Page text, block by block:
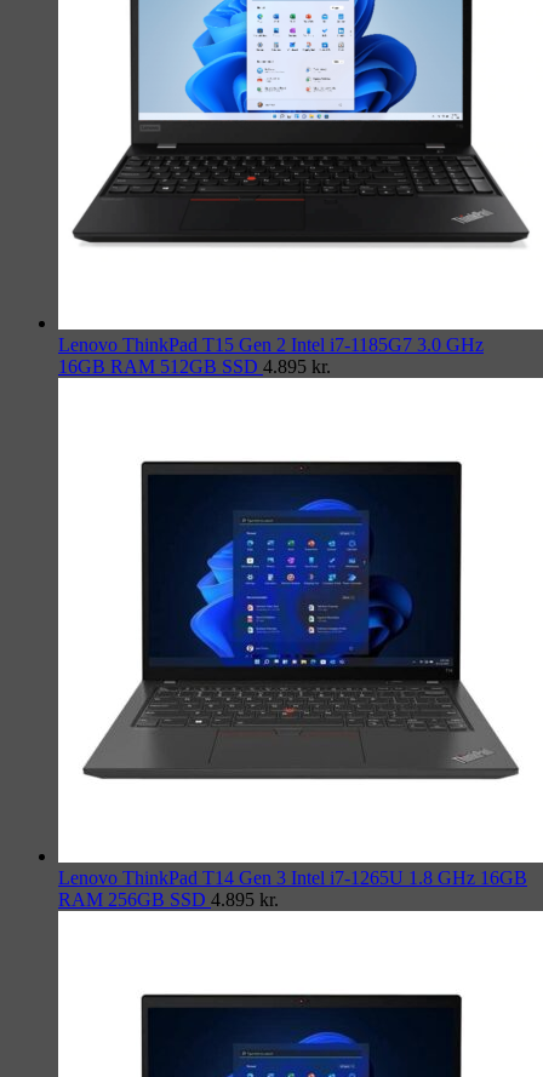
Lenovo ThinkPad T15 Gen 2 Intel i7-1185G7 3.0 GHz
16GB RAM 512GB SSD 4.895 kr.
Lenovo ThinkPad T14 Gen 3 Intel i7-1265U 1.8 GHz 16GB
RAM 256GB SSD 4.895 kr.